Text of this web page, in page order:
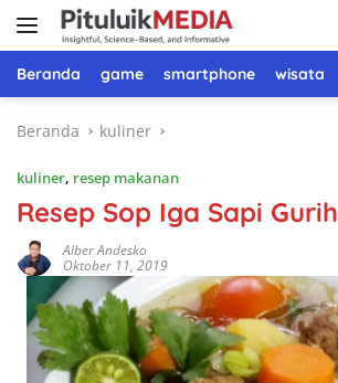
Langsung
Beranda game smartphone wisata
Beranda kuliner
kuliner, resep makanan
Resep Sop Iga Sapi Gurih
Alber Andesko
Oktober 11, 2019